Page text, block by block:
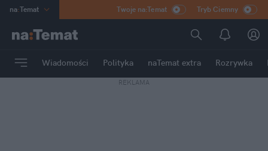
na:Temat
Poland
mama
Twoje na:Temat Tryb Ciemny
Wiadomości Polityka naTemat extra Rozrywka
REKLAMA